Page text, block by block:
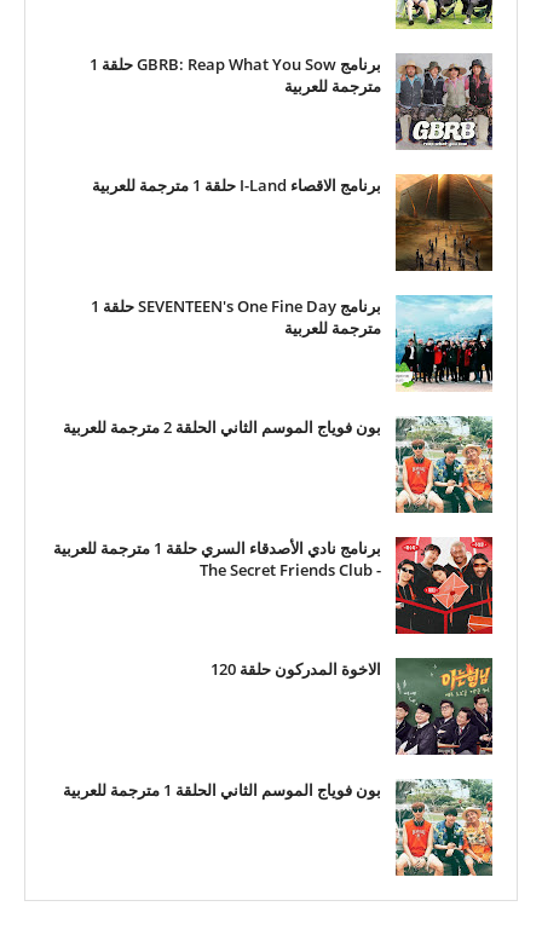
برنامج GBRB: Reap What You Sow حلقة 1
مترجمة للعربية
برنامج الاقصاء I-Land حلقة 1 مترجمة للعربية
برنامج SEVENTEEN's One Fine Day حلقة 1
مترجمة للعربية
بون فوياج الموسم الثاني الحلقة 2 مترجمة للعربية
برنامج نادي الأصدقاء السري حلقة 1 مترجمة للعربية
- The Secret Friends Club
الاخوة المدركون حلقة 120
بون فوياج الموسم الثاني الحلقة 1 مترجمة للعربية